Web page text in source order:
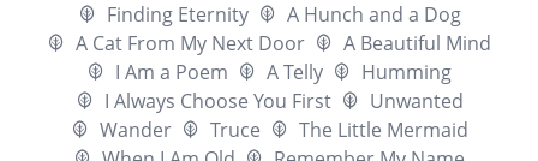
Finding Eternity
A Hunch and a Dog
A Cat From My Next Door
A Beautiful Mind
I Am a Poem
A Telly
Humming
I Always Choose You First
Unwanted
Wander
Truce
The Little Mermaid